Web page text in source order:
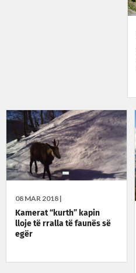
08 MAR 2018 |
Kamerat “kurth” kapin
lloje të rralla të faunës së
egër